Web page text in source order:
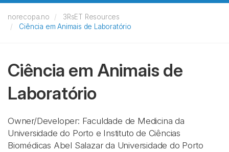
norecopa.no
3RsET Resources
Ciência em Animais de Laboratório
Ciência em Animais de
Laboratório
Owner/Developer: Faculdade de Medicina da
Universidade do Porto e Instituto de Ciências
Biomédicas Abel Salazar da Universidade do Porto